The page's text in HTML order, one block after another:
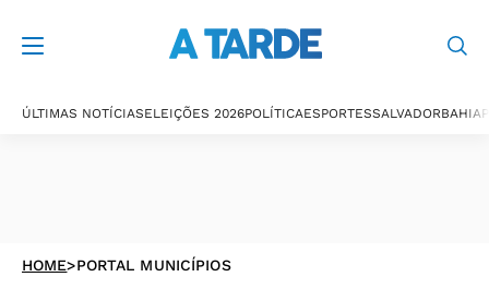
ÚLTIMAS NOTÍCIASELEIÇÕES 2026POLÍTICAESPORTESSALVADORBAHIA
HOME>PORTAL MUNICÍPIOS